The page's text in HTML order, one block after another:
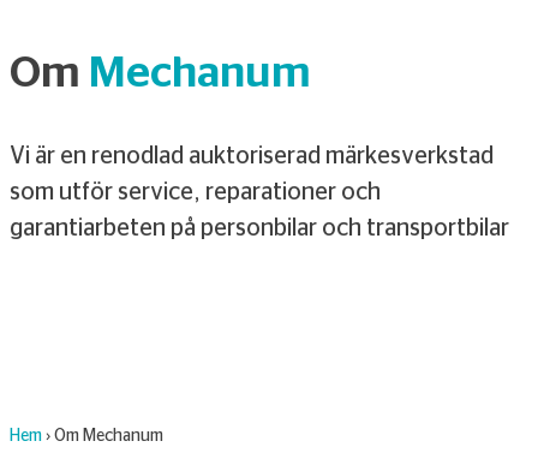
Om Mechanum
Vi är en renodlad auktoriserad märkesverkstad
som utför service, reparationer och
garantiarbeten på personbilar och transportbilar.
Hem › Om Mechanum